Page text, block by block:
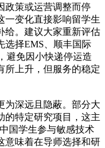
政策或运营调整而停
一变化直接影响留学生
给。建议大家重新评估
选择EMS、顺丰国际
避免因小快递停运造
所上升，但服务的稳定
为深远且隐蔽。部分大
的特定研究项目，这主
国学生参与敏感技术
意味着在导师选择和研